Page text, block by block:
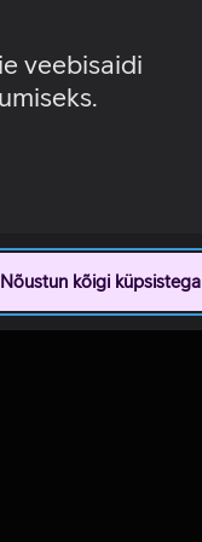
veebisaidi
Nõustun kõigi küpsistega